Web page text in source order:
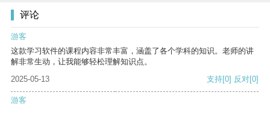
评论
游客
这款学习软件的课程内容非常丰富，涵盖了各个学科的知识。老师的讲
解非常生动，让我能够轻松理解知识点。
2025-05-13
支持[0] 反对[0]
游客